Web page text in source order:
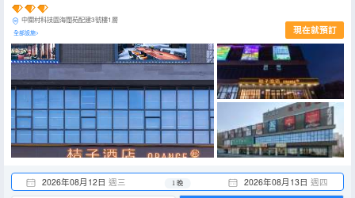
中關村科技園海闊苑配建3號樓1層
全部設施> 現在就預訂
2026年08月12日 週三 2026年08月13日 週四
1 晚